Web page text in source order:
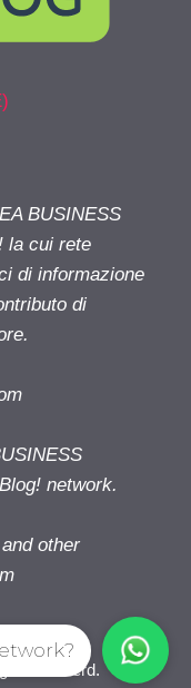
BUSINESS
la cui rete
di informazione
di
network.
other
reserverd.